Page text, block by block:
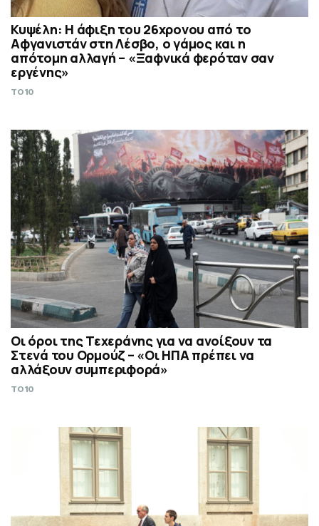
Κυψέλη: Η άφιξη του 26χρονου από το
Αφγανιστάν στη Λέσβο, ο γάμος και η
απότομη αλλαγή – «Ξαφνικά φερόταν σαν
εργένης»
TO10
Οι όροι της Τεχεράνης για να ανοίξουν τα
Στενά του Ορμούζ – «Οι ΗΠΑ πρέπει να
αλλάξουν συμπεριφορά»
TO10